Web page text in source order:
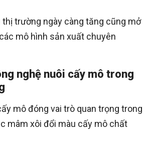
thị trường ngày càng tăng cũng mở
mô hình sản xuất chuyên
nghệ nuôi cấy mô trong
mô đóng vai trò quan trọng trong
mâm xôi đổi màu cấy mô chất